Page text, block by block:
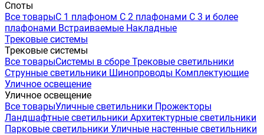
Споты
Все товарыС 1 плафоном С 2 плафонами С 3 и более
плафонами Встраиваемые Накладные
Трековые системы
Трековые системы
Все товарыСистемы в сборе Трековые светильники
Струнные светильники Шинопроводы Комплектующие
Уличное освещение
Уличное освещение
Все товарыУличные светильники Прожекторы
Ландшафтные светильники Архитектурные светильники
Парковые светильники Уличные настенные светильники